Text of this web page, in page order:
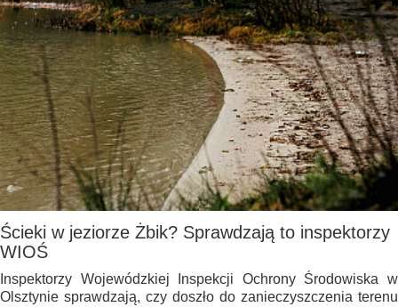
Ścieki w jeziorze Żbik? Sprawdzają to inspektorzy
WIOŚ
Inspektorzy Wojewódzkiej Inspekcji Ochrony Środowiska w
Olsztynie sprawdzają, czy doszło do zanieczyszczenia terenu